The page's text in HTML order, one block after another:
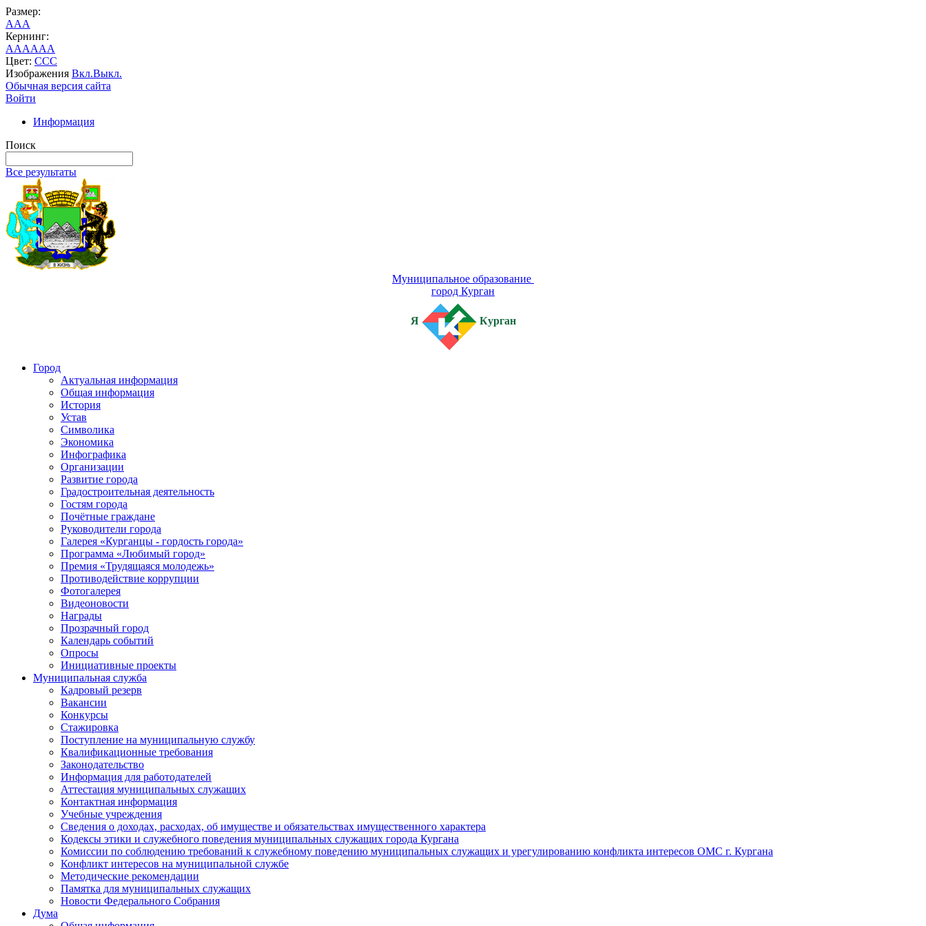
Размер:
AAA
Кернинг:
AAAAAA
Цвет: CCC
Изображения Вкл.Выкл.
Обычная версия сайта
Войти
Информация
Поиск
Все результаты
Муниципальное образование
город Курган
Я Курган
Город
Актуальная информация
Общая информация
История
Устав
Символика
Экономика
Инфографика
Организации
Развитие города
Градостроительная деятельность
Гостям города
Почётные граждане
Руководители города
Галерея «Курганцы - гордость города»
Программа «Любимый город»
Премия «Трудящаяся молодежь»
Противодействие коррупции
Фотогалерея
Видеоновости
Награды
Прозрачный город
Календарь событий
Опросы
Инициативные проекты
Муниципальная служба
Кадровый резерв
Вакансии
Конкурсы
Стажировка
Поступление на муниципальную службу
Квалификационные требования
Законодательство
Информация для работодателей
Аттестация муниципальных служащих
Контактная информация
Учебные учреждения
Сведения о доходах, расходах, об имуществе и обязательствах имущественного характера
Кодексы этики и служебного поведения муниципальных служащих города Кургана
Комиссии по соблюдению требований к служебному поведению муниципальных служащих и урегулированию конфликта интересов ОМС г. Кургана
Конфликт интересов на муниципальной службе
Методические рекомендации
Памятка для муниципальных служащих
Новости Федерального Cобрания
Дума